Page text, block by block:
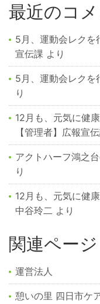
最近のコメ
5月、運動会レク
宣伝課 より
5月、運動会レク
り
12月も、元気に健
【管理者】広報宣
アクトハーフ鴻之
り
12月も、元気に健
中谷玲二 より
関連ページ
運営法人
憩いの里 四日市ケ